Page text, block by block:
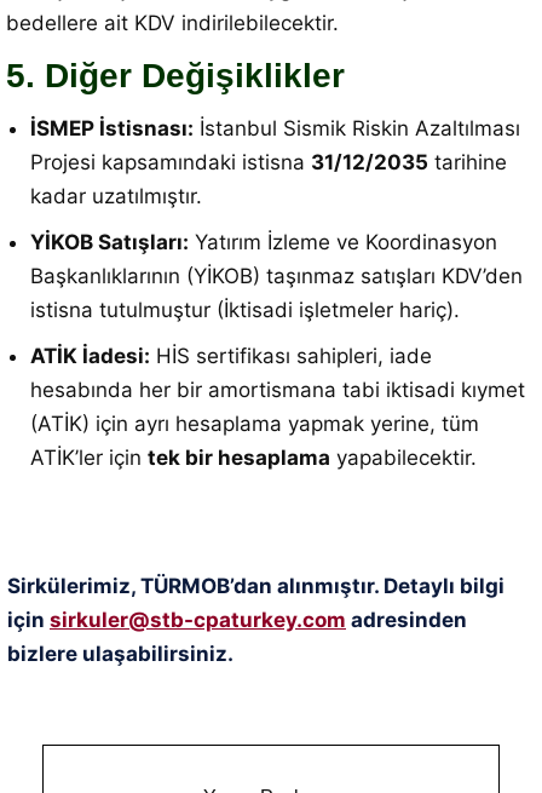
bedellere ait KDV indirilebilecektir.
5. Diğer Değişiklikler
İSMEP İstisnası: İstanbul Sismik Riskin Azaltılması
Projesi kapsamındaki istisna 31/12/2035 tarihine
kadar uzatılmıştır.
YİKOB Satışları: Yatırım İzleme ve Koordinasyon
Başkanlıklarının (YİKOB) taşınmaz satışları KDV’den
istisna tutulmuştur (İktisadi işletmeler hariç).
ATİK İadesi: HİS sertifikası sahipleri, iade
hesabında her bir amortismana tabi iktisadi kıymet
(ATİK) için ayrı hesaplama yapmak yerine, tüm
ATİK’ler için tek bir hesaplama yapabilecektir.
Sirkülerimiz, TÜRMOB’dan alınmıştır. Detaylı bilgi
için sirkuler@stb-cpaturkey.com adresinden
bizlere ulaşabilirsiniz.